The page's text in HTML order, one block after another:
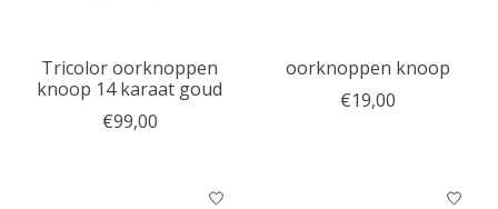
Tricolor oorknoppen
knoop 14 karaat goud
€99,00
oorknoppen knoop
€19,00